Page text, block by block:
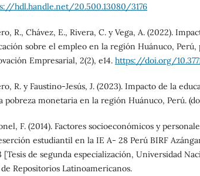
hdl.handle.net/20.500.13080/3176
R., Chávez, E., Rivera, C. y Vega, A. (2022).
sobre el empleo en la región Huánuco,
Empresarial, 2(2), e14. https://doi.org/
R. y Faustino-Jesús, J. (2023). Impacto de la
pobreza monetaria en la región Huánuco, Perú.
F. (2014). Factores socioeconómicos y
estudiantil en la IE A- 28 Perú BIRF
[Tesis de segunda especialización, Universidad
de Repositorios Latinoamericanos.